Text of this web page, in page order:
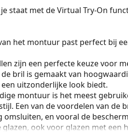
staat met de Virtual Try-On
het montuur past perfect bij
zijn een perfecte keuze voor
bril is gemaakt van
uitzonderlijke look biedt.
montuur is het meest
Een van de voordelen van
omsluiten, en vooral de
ook voor glazen met een